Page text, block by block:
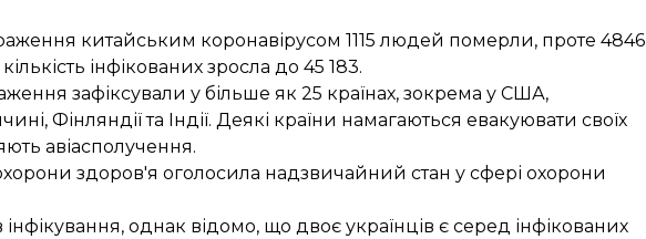
китайським коронавірусом 1115 людей померли, проте 4846
інфікованих зросла до 45 183.
зафіксували у більше як 25 країнах, зокрема у США,
Фінляндії та Індії. Деякі країни намагаються евакуювати своїх
авіасполучення.
здоров'я оголосила надзвичайний стан у сфері охорони
інфікування, однак відомо, що двоє українців є серед інфікованих